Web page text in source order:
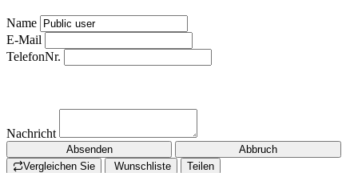
Name
E-Mail
TelefonNr.
Nachricht
Absenden
Abbruch
Vergleichen Sie
Wunschliste Teilen